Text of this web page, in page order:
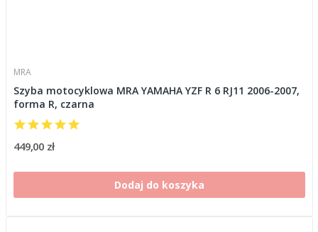
MRA
Szyba motocyklowa MRA YAMAHA YZF R 6 RJ11 2006-2007,
forma R, czarna
449,00 zł
Dodaj do koszyka